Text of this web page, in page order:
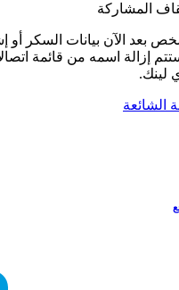
بعد الآن بيانات السكر
إزالة اسمه من قائمة
لينك.
الشائعة